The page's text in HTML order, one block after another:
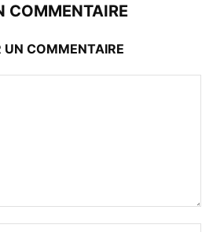
COMMENTAIRE
UN COMMENTAIRE